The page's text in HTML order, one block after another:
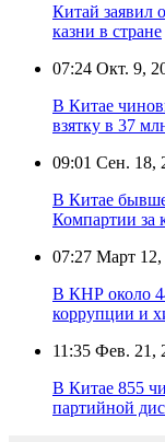
Китай заявил
казни в стране
07:24 Окт. 9,
В Китае
взятку в 37
09:01 Сен. 18,
В Китае
Компартии за
07:27 Март 12,
В КНР около
коррупции и
11:35 Фев. 21,
В Китае 855
партийной